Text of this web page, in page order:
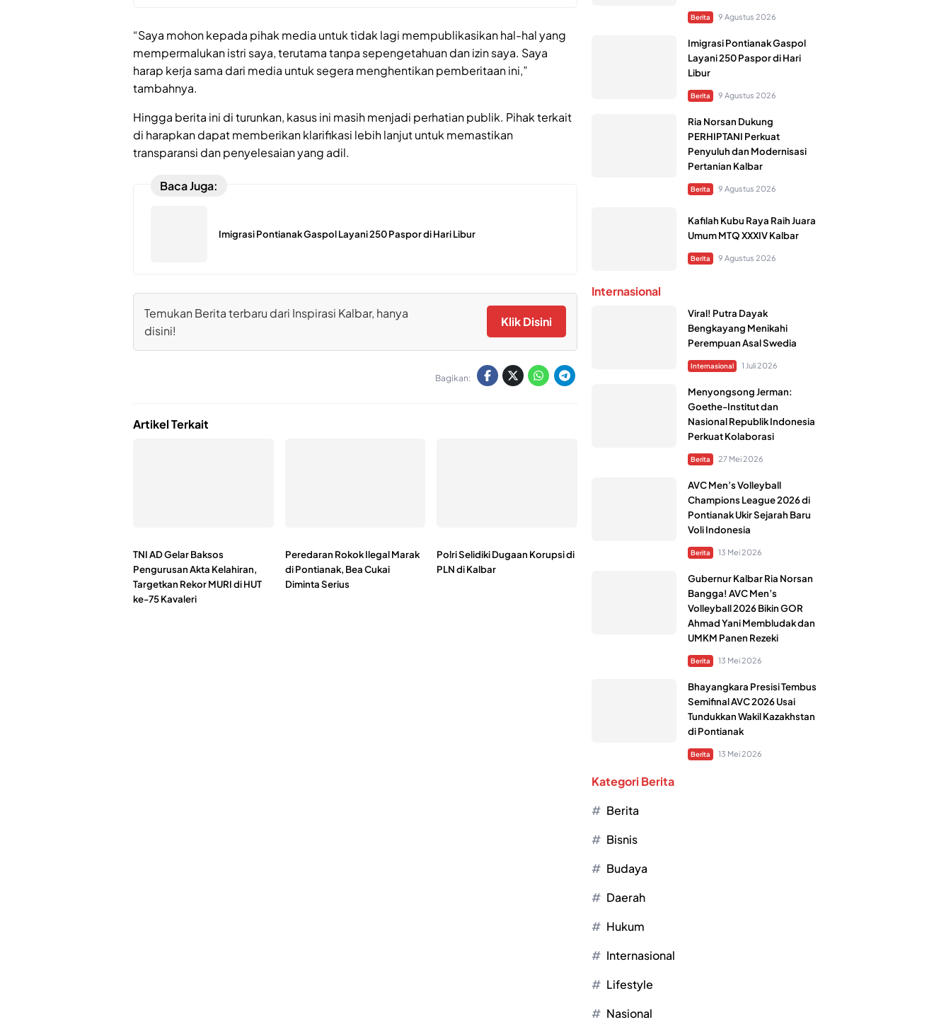
“Saya mohon kepada pihak media untuk tidak lagi mempublikasikan hal-hal yang
mempermalukan istri saya, terutama tanpa sepengetahuan dan izin saya. Saya
harap kerja sama dari media untuk segera menghentikan pemberitaan ini,”
tambahnya.
Hingga berita ini di turunkan, kasus ini masih menjadi perhatian publik. Pihak terkait
di harapkan dapat memberikan klarifikasi lebih lanjut untuk memastikan
transparansi dan penyelesaian yang adil.
Baca Juga:
Imigrasi Pontianak Gaspol Layani 250 Paspor di Hari Libur
Temukan Berita terbaru dari Inspirasi Kalbar, hanya
disini!
Klik Disini
Bagikan:
Artikel Terkait
TNI AD Gelar Baksos
Pengurusan Akta Kelahiran,
Targetkan Rekor MURI di HUT
ke-75 Kavaleri
Peredaran Rokok Ilegal Marak
di Pontianak, Bea Cukai
Diminta Serius
Polri Selidiki Dugaan Korupsi di
PLN di Kalbar
Berita 9 Agustus 2026
Imigrasi Pontianak Gaspol
Layani 250 Paspor di Hari
Libur
Berita 9 Agustus 2026
Ria Norsan Dukung
PERHIPTANI Perkuat
Penyuluh dan Modernisasi
Pertanian Kalbar
Berita 9 Agustus 2026
Kafilah Kubu Raya Raih Juara
Umum MTQ XXXIV Kalbar
Berita 9 Agustus 2026
Internasional
Viral! Putra Dayak
Bengkayang Menikahi
Perempuan Asal Swedia
Internasional 1 Juli 2026
Menyongsong Jerman:
Goethe-Institut dan
Nasional Republik Indonesia
Perkuat Kolaborasi
Berita 27 Mei 2026
AVC Men’s Volleyball
Champions League 2026 di
Pontianak Ukir Sejarah Baru
Voli Indonesia
Berita 13 Mei 2026
Gubernur Kalbar Ria Norsan
Bangga! AVC Men’s
Volleyball 2026 Bikin GOR
Ahmad Yani Membludak dan
UMKM Panen Rezeki
Berita 13 Mei 2026
Bhayangkara Presisi Tembus
Semifinal AVC 2026 Usai
Tundukkan Wakil Kazakhstan
di Pontianak
Berita 13 Mei 2026
Kategori Berita
Berita
Bisnis
Budaya
Daerah
Hukum
Internasional
Lifestyle
Nasional